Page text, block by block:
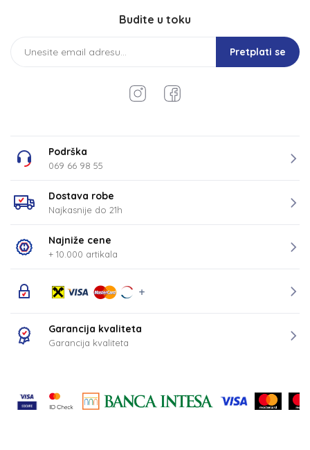
Budite u toku
Pretplati se
Podrška
069 66 98 55
Dostava robe
Najkasnije do 21h
Najniže cene
+ 10.000 artikala
Garancija kvaliteta
Garancija kvaliteta